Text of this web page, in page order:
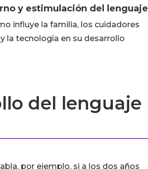
y estimulación del lenguaje
influye la familia, los cuidadores
y la tecnología en su desarrollo
del lenguaje
por ejemplo, si a los dos años